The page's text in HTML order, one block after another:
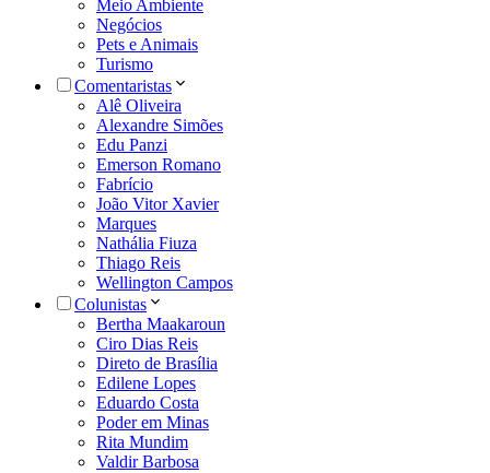
Meio Ambiente
Negócios
Pets e Animais
Turismo
Comentaristas
Alê Oliveira
Alexandre Simões
Edu Panzi
Emerson Romano
Fabrício
João Vitor Xavier
Marques
Nathália Fiuza
Thiago Reis
Wellington Campos
Colunistas
Bertha Maakaroun
Ciro Dias Reis
Direto de Brasília
Edilene Lopes
Eduardo Costa
Poder em Minas
Rita Mundim
Valdir Barbosa